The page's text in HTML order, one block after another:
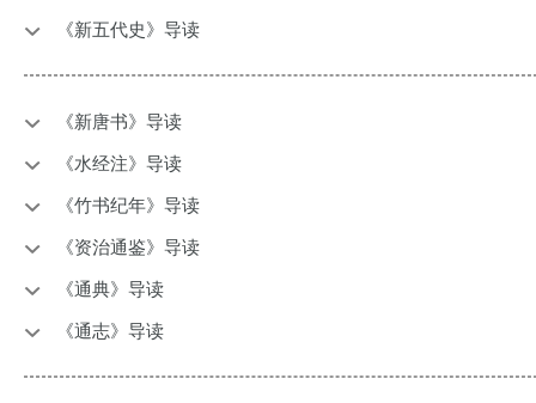
《新五代史》导读
《新唐书》导读
《水经注》导读
《竹书纪年》导读
《资治通鉴》导读
《通典》导读
《通志》导读